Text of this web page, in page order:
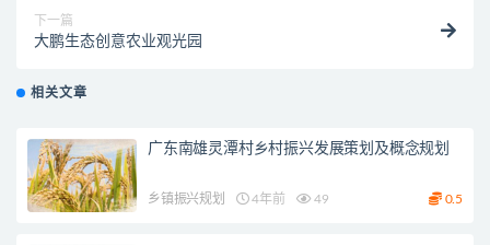
下一篇
大鹏生态创意农业观光园
相关文章
广东南雄灵潭村乡村振兴发展策划及概念规划
乡镇振兴规划 4年前 49 0.5